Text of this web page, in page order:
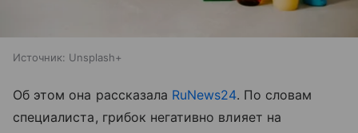
Источник: Unsplash+
Об этом она рассказала RuNews24. По словам
специалиста, грибок негативно влияет на